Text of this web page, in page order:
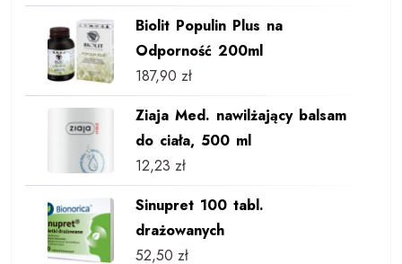
Biolit Populin Plus na
Odporność 200ml
187,90 zł
Ziaja Med. nawilżający balsam
do ciała, 500 ml
12,23 zł
Sinupret 100 tabl.
drażowanych
52,50 zł